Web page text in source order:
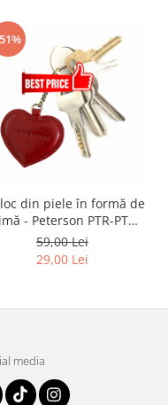
din piele în formă de
- Peterson PTR-PTN
BRELOK SERD
59,00 Lei
29,00 Lei
media